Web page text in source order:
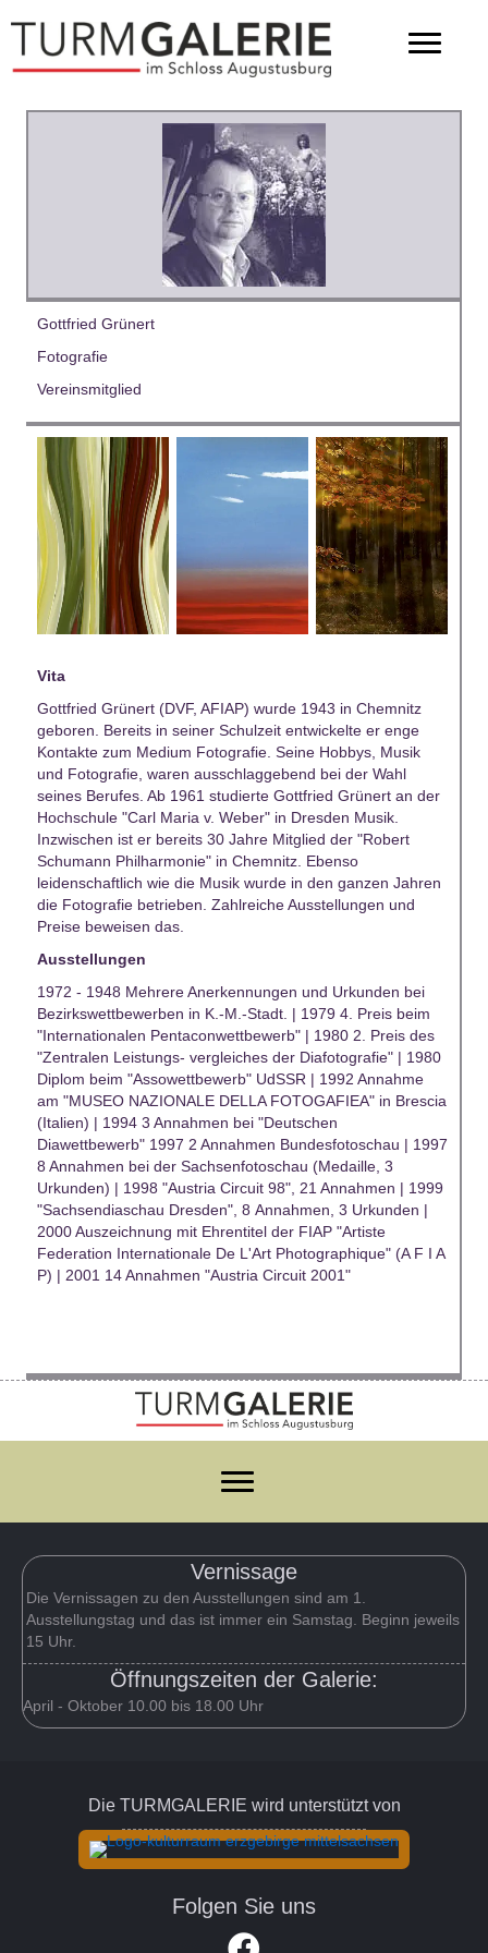
Gottfried Grünert
Fotografie
Vereinsmitglied
Vita
Gottfried Grünert (DVF, AFIAP) wurde 1943 in Chemnitz
geboren. Bereits in seiner Schulzeit entwickelte er enge
Kontakte zum Medium Fotografie. Seine Hobbys, Musik
und Fotografie, waren ausschlaggebend bei der Wahl
seines Berufes. Ab 1961 studierte Gottfried Grünert an der
Hochschule "Carl Maria v. Weber" in Dresden Musik.
Inzwischen ist er bereits 30 Jahre Mitglied der "Robert
Schumann Philharmonie" in Chemnitz. Ebenso
leidenschaftlich wie die Musik wurde in den ganzen Jahren
die Fotografie betrieben. Zahlreiche Ausstellungen und
Preise beweisen das.
Ausstellungen
1972 - 1948 Mehrere Anerkennungen und Urkunden bei
Bezirkswettbewerben in K.-M.-Stadt. | 1979 4. Preis beim
"Internationalen Pentaconwettbewerb" | 1980 2. Preis des
"Zentralen Leistungs- vergleiches der Diafotografie" | 1980
Diplom beim "Assowettbewerb" UdSSR | 1992 Annahme
am "MUSEO NAZIONALE DELLA FOTOGAFIEA" in Brescia
(Italien) | 1994 3 Annahmen bei "Deutschen
Diawettbewerb" 1997 2 Annahmen Bundesfotoschau | 1997
8 Annahmen bei der Sachsenfotoschau (Medaille, 3
Urkunden) | 1998 "Austria Circuit 98", 21 Annahmen | 1999
"Sachsendiaschau Dresden", 8 Annahmen, 3 Urkunden |
2000 Auszeichnung mit Ehrentitel der FIAP "Artiste
Federation Internationale De L'Art Photographique" (A F I A
P) | 2001 14 Annahmen "Austria Circuit 2001"
Vernissage
Die Vernissagen zu den Ausstellungen sind am 1.
Ausstellungstag und das ist immer ein Samstag. Beginn jeweils
15 Uhr.
Öffnungszeiten der Galerie:
April - Oktober 10.00 bis 18.00 Uhr
Die TURMGALERIE wird unterstützt von
Folgen Sie uns
Link zum Facebook Account der